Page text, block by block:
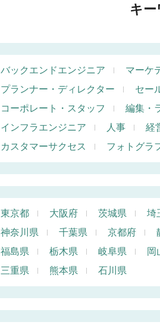
キ
バックエンドエンジニア マーケ
プランナー・ディレクター
セー
コーポレート・スタッフ
編集・
インフラエンジニア
人事 経
カスタマーサクセス
フォトグラ
東京都 大阪府 茨城県 埼
神奈川県
千葉県 京都府
福島県
栃木県 岐阜県 岡
三重県
熊本県 石川県